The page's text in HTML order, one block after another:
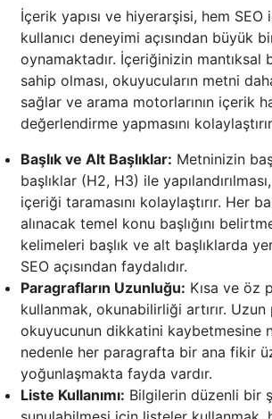
İçerik yapısı ve hiyerarşisi, hem SEO
kullanıcı deneyimi açısından büyük
oynamaktadır. İçeriğinizin mantıksal
sahip olması, okuyucuların metni
sağlar ve arama motorlarının içerik
değerlendirme yapmasını
Başlık ve Alt Başlıklar: Metninizin
başlıklar (H2, H3) ile
içeriği taramasını kolaylaştırır. Her
alınacak temel konu başlığını
kelimeleri başlık ve alt başlıklarda
SEO açısından faydalıdır.
Paragrafların Uzunluğu: Kısa ve öz
kullanmak, okunabilirliği artırır.
okuyucunun dikkatini kaybetmesine
nedenle her paragrafta bir ana fikir
yoğunlaşmakta fayda vardır.
Liste Kullanımı: Bilgilerin düzenli bir